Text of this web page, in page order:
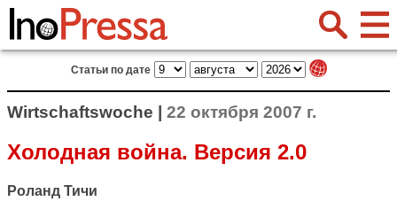
Статьи по дате
Wirtschaftswoche | 22 октября 2007 г.
Холодная война. Версия 2.0
Роланд Тичи